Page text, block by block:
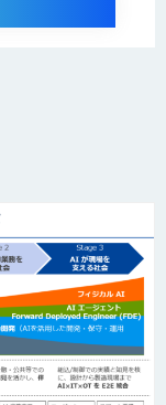
アでオンプレミ
キャンプ
ト